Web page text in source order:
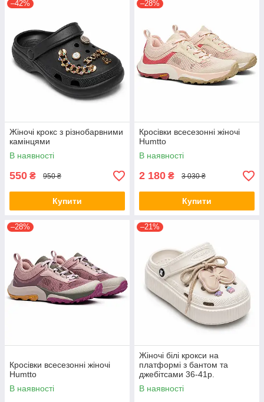
–42%
Жіночі крокс з різнобарвними
камінцями
В наявності
550 ₴ 950 ₴
Купити
–28%
Кросівки всесезонні жіночі
Humtto
В наявності
2 180 ₴ 3 030 ₴
Купити
–28%
Кросівки всесезонні жіночі
Humtto
В наявності
–21%
Жіночі білі крокси на
платформі з бантом та
джебітсами 36-41р.
В наявності